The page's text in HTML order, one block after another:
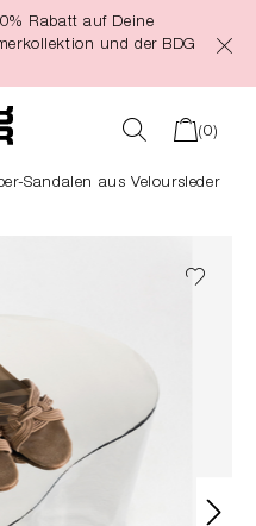
Rabatt auf Deine
und der BDG
(0)
Sandalen aus Veloursleder